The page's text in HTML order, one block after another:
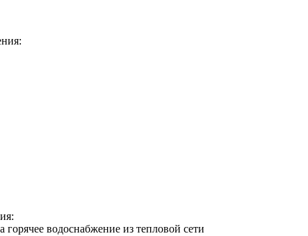
водоснабжение из тепловой сети